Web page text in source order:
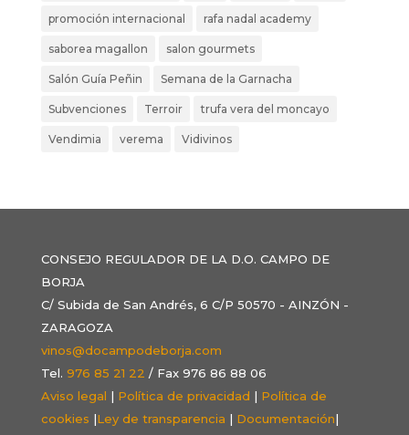
promoción internacional rafa nadal academy
saborea magallon salon gourmets
Salón Guía Peñin Semana de la Garnacha
Subvenciones Terroir trufa vera del moncayo
Vendimia verema Vidivinos
CONSEJO REGULADOR DE LA D.O. CAMPO DE
BORJA
C/ Subida de San Andrés, 6 C/P 50570 - AINZÓN -
ZARAGOZA
vinos@docampodeborja.com
Tel. 976 85 21 22 / Fax 976 86 88 06
Aviso legal | Política de privacidad | Política de
cookies |Ley de transparencia | Documentación|